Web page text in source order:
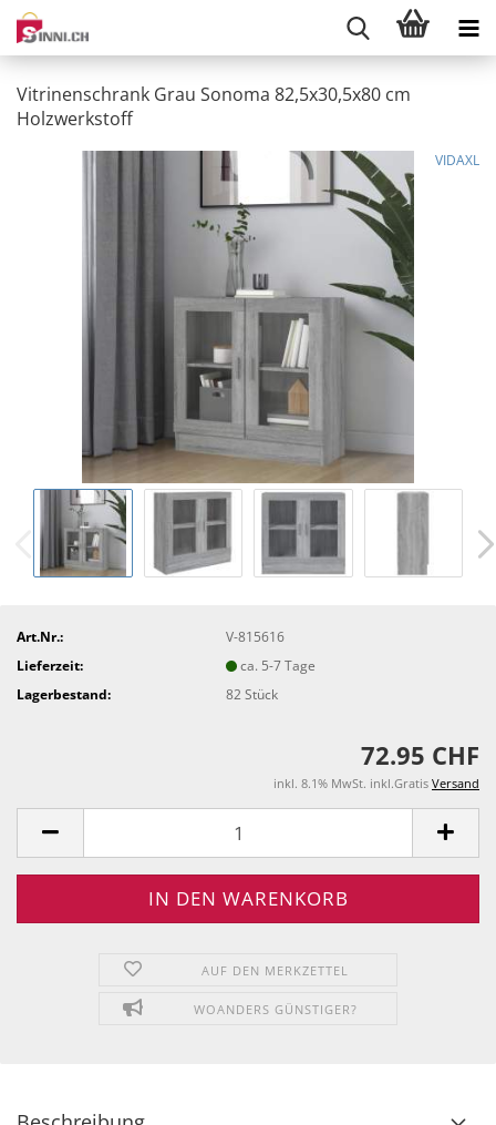
Vitrinenschrank Grau Sonoma 82,5x30,5x80 cm
Holzwerkstoff
VIDAXL
Art.Nr.:
V-815616
Lieferzeit:
ca. 5-7 Tage
Lagerbestand:
82Stück
72.95 CHF
inkl. 8.1% MwSt. inkl.Gratis Versand
AUF DEN MERKZETTEL
WOANDERS GÜNSTIGER?